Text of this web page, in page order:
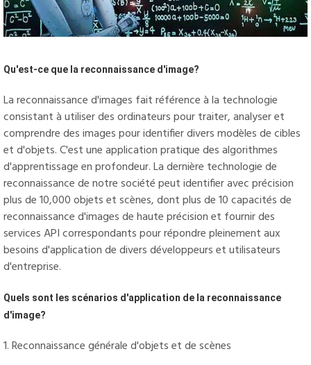
Qu'est-ce que la reconnaissance d'image?
La reconnaissance d'images fait référence à la technologie
consistant à utiliser des ordinateurs pour traiter, analyser et
comprendre des images pour identifier divers modèles de cibles
et d'objets. C'est une application pratique des algorithmes
d'apprentissage en profondeur. La dernière technologie de
reconnaissance de notre société peut identifier avec précision
plus de 10,000 objets et scènes, dont plus de 10 capacités de
reconnaissance d'images de haute précision et fournir des
services API correspondants pour répondre pleinement aux
besoins d'application de divers développeurs et utilisateurs
d'entreprise.
Quels sont les scénarios d'application de la reconnaissance
d'image?
1. Reconnaissance générale d'objets et de scènes